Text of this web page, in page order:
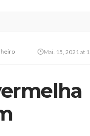
Mai. 15, 2021 at